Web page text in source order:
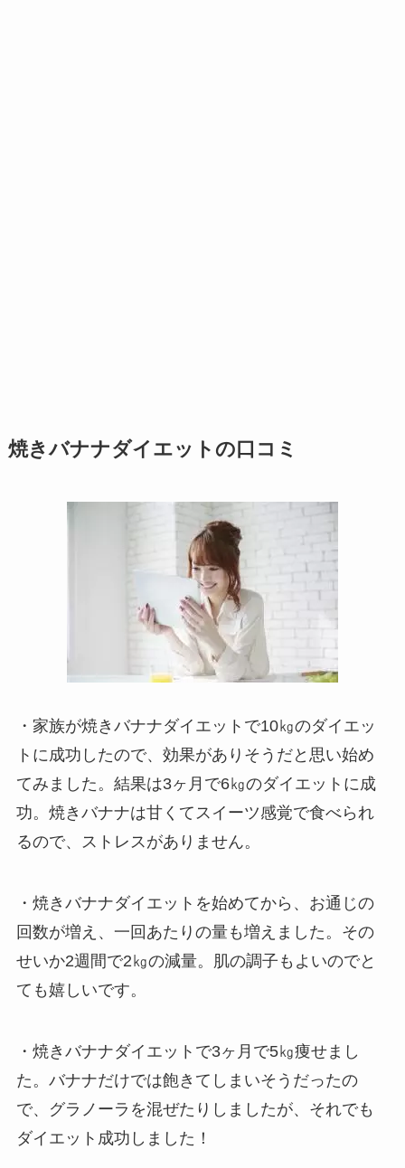
焼きバナナダイエットの口コミ
・家族が焼きバナナダイエットで10㎏のダイエッ
トに成功したので、効果がありそうだと思い始め
てみました。結果は3ヶ月で6㎏のダイエットに成
功。焼きバナナは甘くてスイーツ感覚で食べられ
るので、ストレスがありません。
・焼きバナナダイエットを始めてから、お通じの
回数が増え、一回あたりの量も増えました。その
せいか2週間で2㎏の減量。肌の調子もよいのでと
ても嬉しいです。
・焼きバナナダイエットで3ヶ月で5㎏痩せまし
た。バナナだけでは飽きてしまいそうだったの
で、グラノーラを混ぜたりしましたが、それでも
ダイエット成功しました！